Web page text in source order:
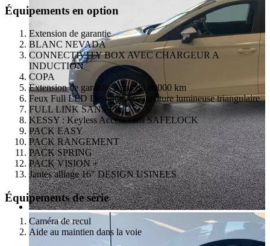
Équipements en option
Extension de garantie
BLANC NEVADA
CONNECTIVITY BOX AVEC CHARGEUR A
INDUCTION
COPA
Extension de garantie 2 ans ou 80000 km
Feux Full LED Design avec signature lumineuse triangulaire
FULL LINK SANS FIL
KESSY : Keyless Access sans SAFELOCK
PACK EASY
PACK RANGEMENT
PACK SPRING
PACK VISION +
Jantes alliage 16" DESIGN USINEES
Équipements de série
Caméra de recul
Aide au maintien dans la voie